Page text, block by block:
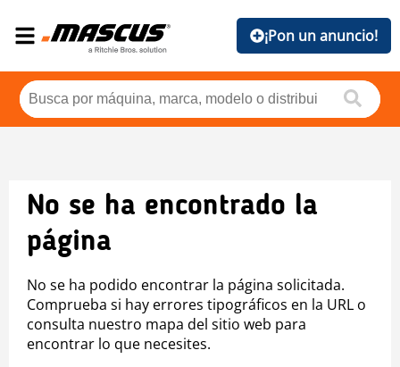
¡Pon un anuncio!
No se ha encontrado la
página
No se ha podido encontrar la página solicitada.
Comprueba si hay errores tipográficos en la URL o
consulta nuestro mapa del sitio web para
encontrar lo que necesites.